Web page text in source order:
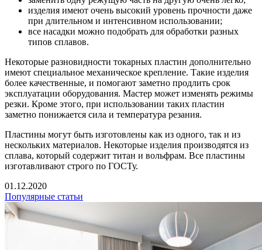
изделия имеют очень высокий уровень прочности даже
при длительном и интенсивном использовании;
все насадки можно подобрать для обработки разных
типов сплавов.
Некоторые разновидности токарных пластин дополнительно
имеют специальное механическое крепление. Такие изделия
более качественные, и помогают заметно продлить срок
эксплуатации оборудования. Мастер может изменять режимы
резки. Кроме этого, при использовании таких пластин
заметно понижается сила и температура резания.
Пластины могут быть изготовлены как из одного, так и из
нескольких материалов. Некоторые изделия производятся из
сплава, который содержит титан и вольфрам. Все пластины
изготавливают строго по ГОСТу.
01.12.2020
Популярные статьи